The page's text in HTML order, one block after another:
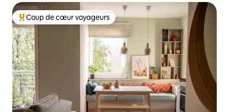
Coups de cœur voyageurs les plus appréciés
Coup de cœur voyageurs